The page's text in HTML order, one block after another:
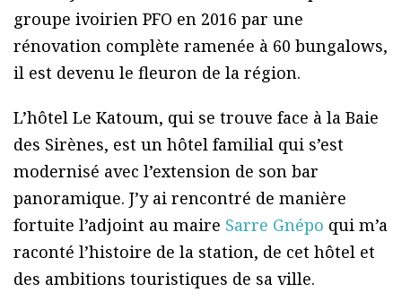
groupe ivoirien PFO en 2016 par une
rénovation complète ramenée à 60 bungalows,
il est devenu le fleuron de la région.
L’hôtel Le Katoum, qui se trouve face à la Baie
des Sirènes, est un hôtel familial qui s’est
modernisé avec l’extension de son bar
panoramique. J’y ai rencontré de manière
fortuite l’adjoint au maire Sarre Gnépo qui m’a
raconté l’histoire de la station, de cet hôtel et
des ambitions touristiques de sa ville.